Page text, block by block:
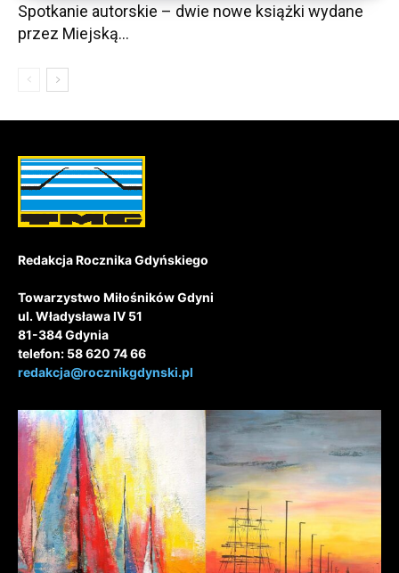
Spotkanie autorskie – dwie nowe książki wydane
przez Miejską...
Redakcja Rocznika Gdyńskiego
Towarzystwo Miłośników Gdyni
ul. Władysława IV 51
81-384 Gdynia
telefon: 58 620 74 66
redakcja@rocznikgdynski.pl